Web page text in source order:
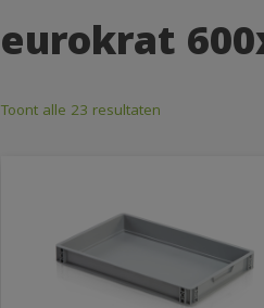
eurokrat
Toont alle 23 resultaten